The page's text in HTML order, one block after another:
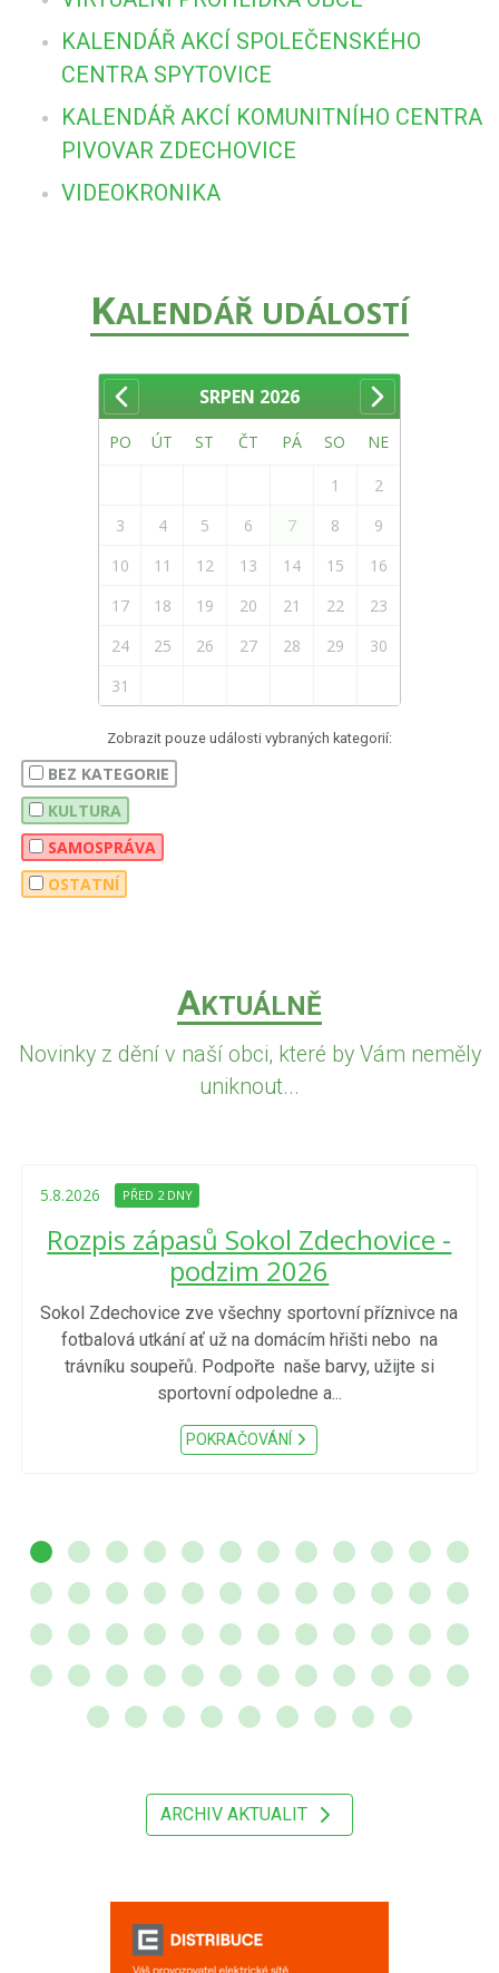
KALENDÁŘ AKCÍ SPOLEČENSKÉHO
CENTRA SPYTOVICE
KALENDÁŘ AKCÍ KOMUNITNÍHO CENTRA
PIVOVAR ZDECHOVICE
VIDEOKRONIKA
KALENDÁŘ UDÁLOSTÍ
SRPEN 2026
PO ÚT ST ČT PÁ SO NE
1
2
3
4 5 6 7 8
9
10
11 12 13 14 15
16
17
18 19 20 21 22
23
24
25 26 27 28 29
30
31
Zobrazit pouze události vybraných kategorií:
BEZ KATEGORIE
KULTURA
SAMOSPRÁVA
OSTATNÍ
AKTUÁLNĚ
Novinky z dění v naší obci, které by Vám neměly
uniknout...
5.8.2026 PŘED 2 DNY
Rozpis zápasů Sokol Zdechovice -
podzim 2026
Sokol Zdechovice zve všechny sportovní příznivce na
fotbalová utkání ať už na domácím hřišti nebo na
trávníku soupeřů. Podpořte naše barvy, užijte si
sportovní odpoledne a...
POKRAČOVÁNÍ
ARCHIV AKTUALIT